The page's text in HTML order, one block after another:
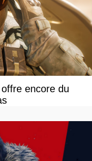
encore du